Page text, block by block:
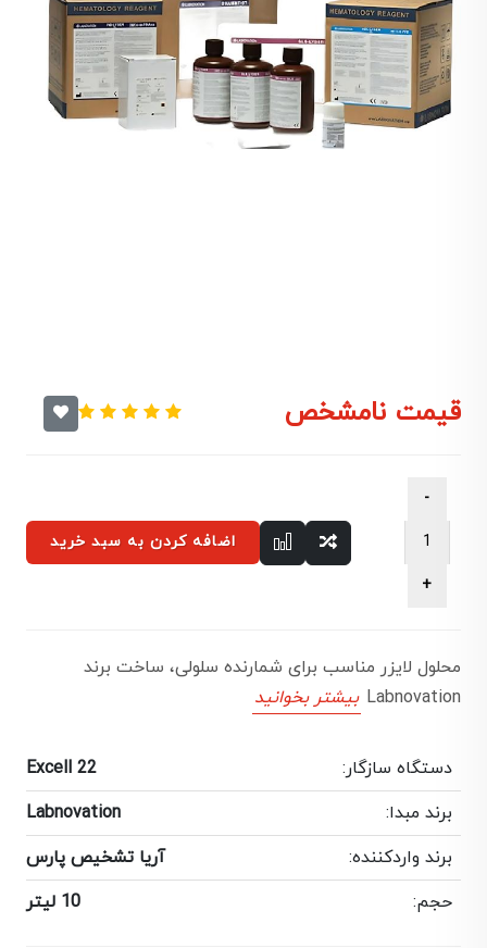
قیمت نامشخص
اضافه کردن به سبد خرید
محلول لایزر مناسب برای شمارنده سلولی، ساخت برند
Labnovation بیشتر بخوانید
دستگاه سازگار:
Excell 22
برند مبدا:
Labnovation
برند واردکننده:
آریا تشخیص پارس
حجم:
10 لیتر